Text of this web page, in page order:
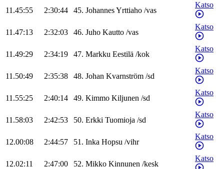
11.45:55 2:30:44 45. JohannesYrttiaho /vas
Katso
11.47:13 2:32:03 46. Juho Kautto /vas
Katso
11.49:29 2:34:19 47. Markku Eestilä /kok
Katso
11.50:49 2:35:38 48. Johan Kvarnström /sd
Katso
11.55:25 2:40:14 49. Kimmo Kiljunen /sd
Katso
11.58:03 2:42:53 50. Erkki Tuomioja /sd
Katso
12.00:08 2:44:57 51. Inka Hopsu /vihr
Katso
12.02:11 2:47:00 52. Mikko Kinnunen /kesk
Katso